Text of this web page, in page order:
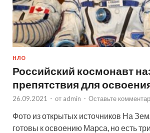
НЛО
Российский космонавт
препятствия для
26.09.2021 - от admin - Оставьте
Фото из открытых источников На
готовы к освоению Марса, но есть